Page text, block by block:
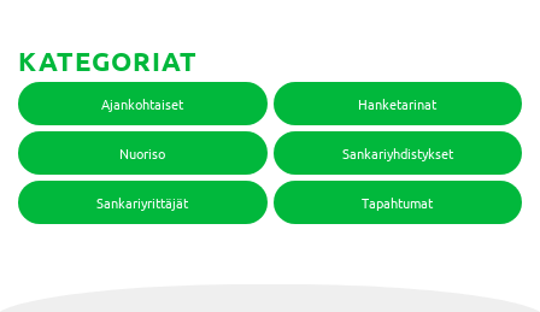
KATEGORIAT
Ajankohtaiset Hanketarinat
Nuoriso Sankariyhdistykset
Sankariyrittäjät Tapahtumat